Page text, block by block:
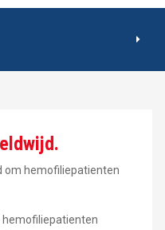
om hemofiliepatienten
hemofiliepatienten